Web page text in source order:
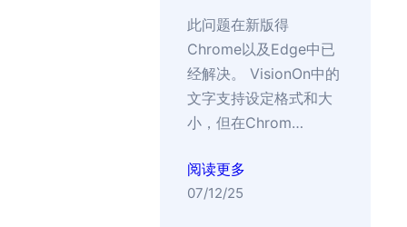
此问题在新版得
Chrome以及Edge中已
经解决。 VisionOn中的
文字支持设定格式和大
小，但在Chrom…
阅读更多
07/12/25